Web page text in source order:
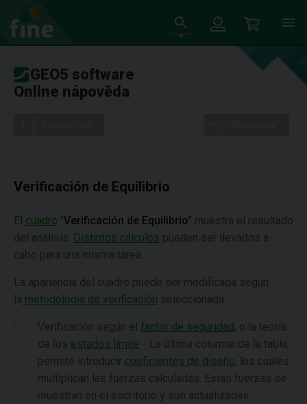
GEO5 software
Online nápověda
Verificación de Equilibrio
El cuadro "Verificación de Equilibrio" muestra el resultado
del análisis. Distintos cálculos pueden ser llevados a
cabo para una misma tarea.
La apariencia del cuadro puede ser modificada según
la metodología de verificación seleccionada.
Verificación según el factor de seguridad, o la teoría
de los estados límite - La última columna de la tabla,
permite introducir coeficientes de diseño, los cuales
multiplican las fuerzas calculadas. Estas fuerzas se
muestran en el escritorio y son actualizadas